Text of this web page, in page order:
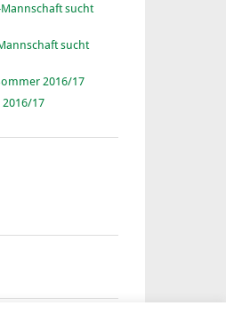
sucht
sucht
2016/17
17